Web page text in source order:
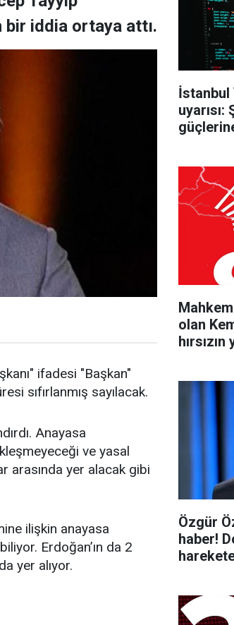
iddia ortaya attı.
ifadesi "Başkan"
sıfırlanmış sayılacak.
Anayasa
ve yasal
arasında yer alacak gibi
ilişkin anayasa
Erdoğan’ın da 2
yer alıyor.
İstanbul
olan
Özgür
haber!